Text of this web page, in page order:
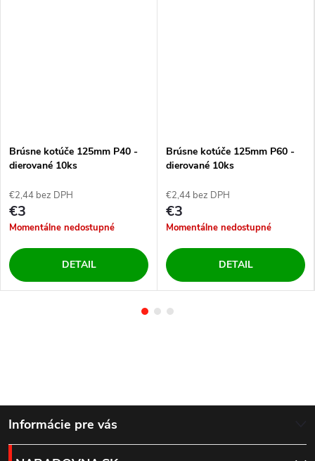
Brúsne kotúče 125mm P40 -
dierované 10ks
€2,44 bez DPH
€3
Momentálne nedostupné
DETAIL
Brúsne kotúče 125mm P60 -
dierované 10ks
€2,44 bez DPH
€3
Momentálne nedostupné
DETAIL
ZInformácie pre vás